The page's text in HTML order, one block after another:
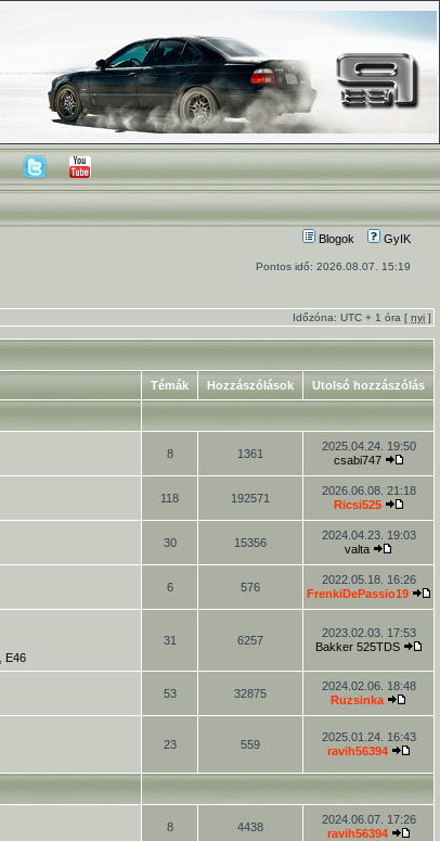
Blogok GyIK
Pontos idő: 2026.08.07. 15:19
Időzóna: UTC + 1 óra [ nyi ]
Témák Hozzászólások Utolsó hozzászólás
8 1361
2025.04.24. 19:50
csabi747
118 192571
2026.06.08. 21:18
Ricsi525
30 15356
2024.04.23. 19:03
valta
6 576
2022.05.18. 16:26
FrenkiDePassio19
E46
31 6257
2023.02.03. 17:53
Bakker 525TDS
53 32875
2024.02.06. 18:48
Ruzsinka
23 559
2025.01.24. 16:43
ravih56394
8 4438
2024.06.07. 17:26
ravih56394